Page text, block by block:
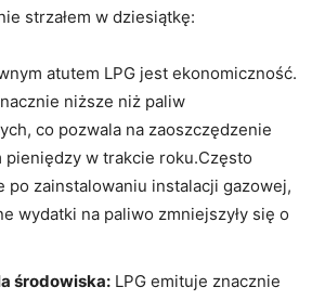
strzałem w dziesiątkę:
‍atutem LPG jest ekonomiczność.
niższe niż ⁤paliw
co pozwala na zaoszczędzenie
pieniędzy w trakcie roku.Często
po zainstalowaniu instalacji gazowej,
wydatki na paliwo zmniejszyły się o
środowiska: LPG emituje znacznie